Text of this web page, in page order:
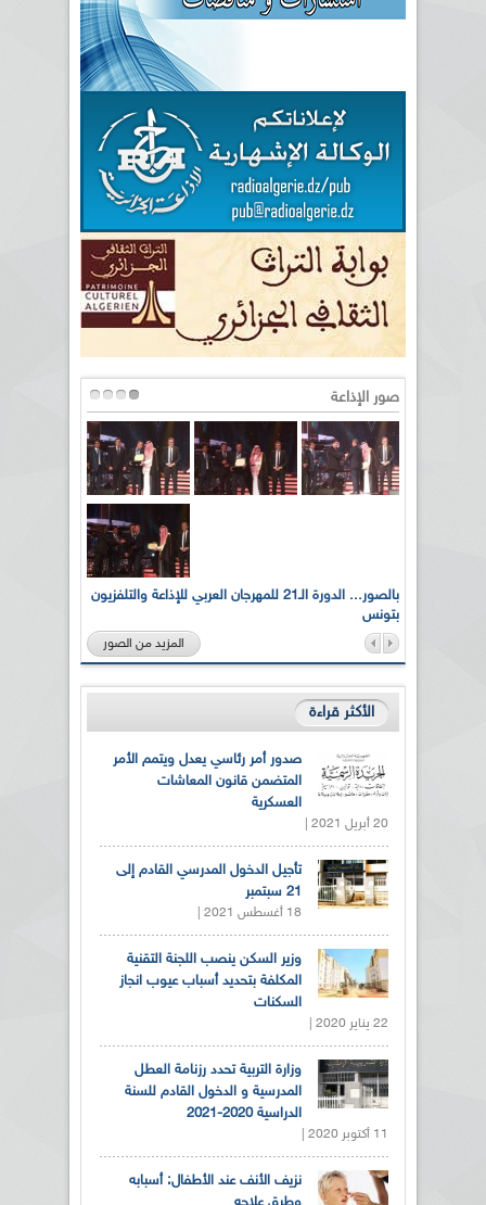
صور الإذاعة
بالصور... الدورة الـ21 للمهرجان العربي للإذاعة والتلفزيون
بتونس
المزيد من الصور
الأكثر قراءة
صدور أمر رئاسي يعدل ويتمم الأمر
المتضمن قانون المعاشات
العسكرية
20 أبريل 2021 |
تأجيل الدخول المدرسي القادم إلى
21 سبتمبر
18 أغسطس 2021 |
وزير السكن ينصب اللجنة التقنية
المكلفة بتحديد أسباب عيوب انجاز
السكنات
22 يناير 2020 |
وزارة التربية تحدد رزنامة العطل
المدرسية و الدخول القادم للسنة
الدراسية 2020-2021
11 أكتوبر 2020 |
نزيف الأنف عند الأطفال: أسبابه